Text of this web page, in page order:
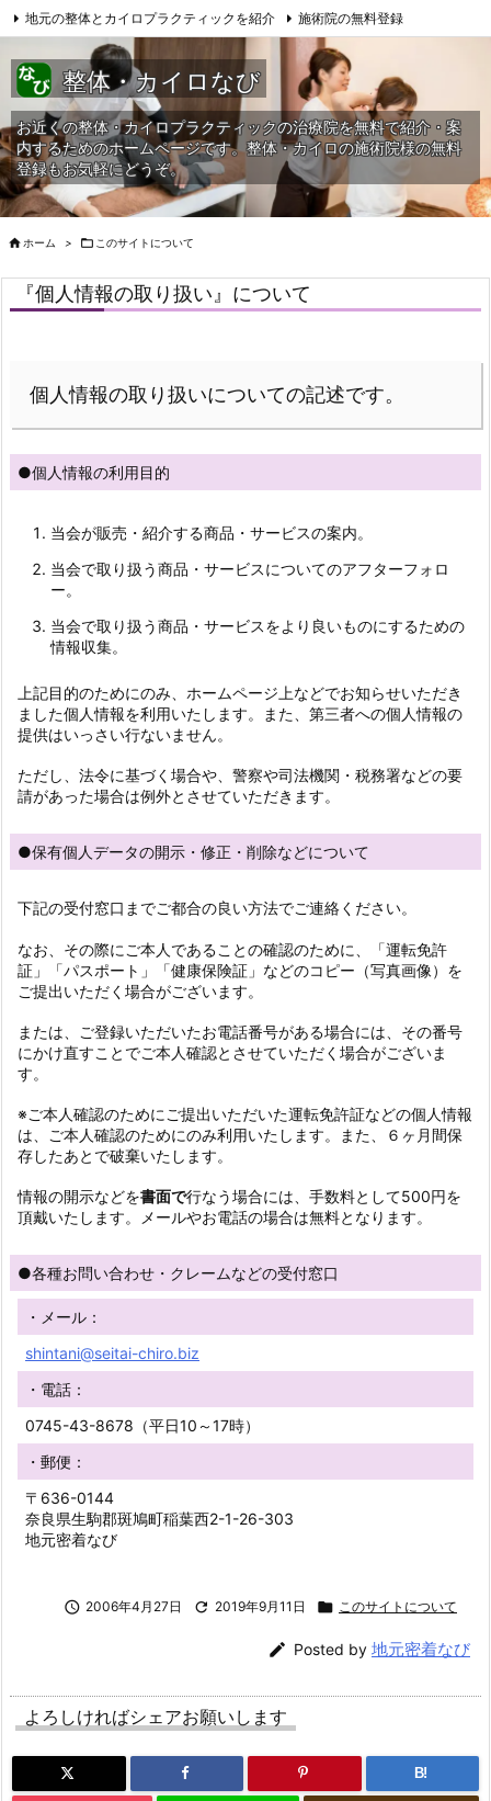
地元の整体とカイロプラクティックを紹介 施術院の無料登録
サイトマップ 当HPへの問合せ
整体・カイロなび
お近くの整体・カイロプラクティックの治療院を無料で紹介・案
内するためのホームページです。整体・カイロの施術院様の無料
登録もお気軽にどうぞ。
 ホーム >  このサイトについて
『個人情報の取り扱い』について
個人情報の取り扱いについての記述です。
●個人情報の利用目的
当会が販売・紹介する商品・サービスの案内。
当会で取り扱う商品・サービスについてのアフターフォロ
ー。
当会で取り扱う商品・サービスをより良いものにするための
情報収集。
上記目的のためにのみ、ホームページ上などでお知らせいただき
ました個人情報を利用いたします。また、第三者への個人情報の
提供はいっさい行ないません。
ただし、法令に基づく場合や、警察や司法機関・税務署などの要
請があった場合は例外とさせていただきます。
●保有個人データの開示・修正・削除などについて
下記の受付窓口までご都合の良い方法でご連絡ください。
なお、その際にご本人であることの確認のために、「運転免許
証」「パスポート」「健康保険証」などのコピー（写真画像）を
ご提出いただく場合がございます。
または、ご登録いただいたお電話番号がある場合には、その番号
にかけ直すことでご本人確認とさせていただく場合がございま
す。
※ご本人確認のためにご提出いただいた運転免許証などの個人情報
は、ご本人確認のためにのみ利用いたします。また、６ヶ月間保
存したあとで破棄いたします。
情報の開示などを書面で行なう場合には、手数料として500円を
頂戴いたします。メールやお電話の場合は無料となります。
●各種お問い合わせ・クレームなどの受付窓口
・メール：
shintani@seitai-chiro.biz
・電話：
0745-43-8678（平日10～17時）
・郵便：
〒636-0144
奈良県生駒郡斑鳩町稲葉西2-1-26-303
地元密着なび
 2006年4月27日  2019年9月11日  このサイトについて
 Posted by 地元密着なび
よろしければシェアお願いします
B!